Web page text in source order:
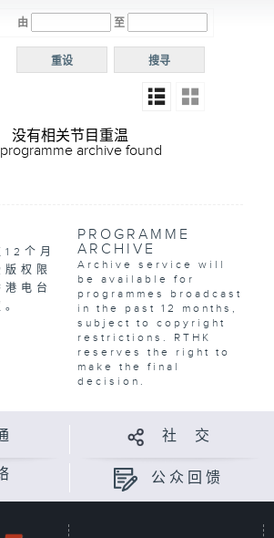
电台
R5
电台
普通
由 至
搜寻
重设
没有相关节目重温
archive found
个月
权限
电台
PROGRAMME
ARCHIVE
Archive service will
be available for
programmes broadcast
in the past 12 months,
subject to copyright
restrictions. RTHK
reserves the right to
make the final
decision.
社 交
公众回馈